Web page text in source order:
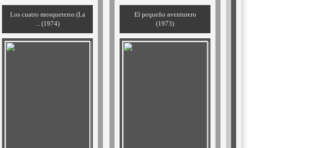
Los cuatro mosqueteros (La
... (1974)
El pequeño aventurero
(1973)